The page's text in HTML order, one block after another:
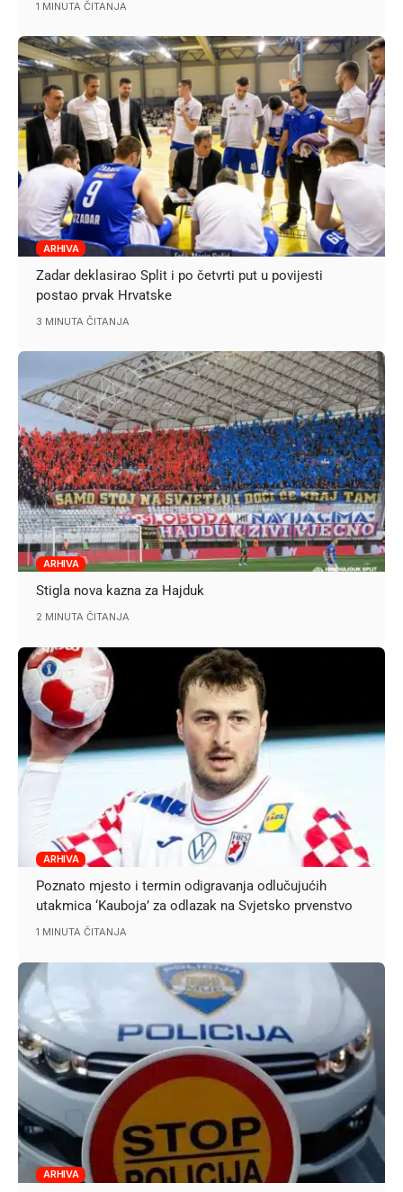
1 MINUTA ČITANJA
ARHIVA
Zadar deklasirao Split i po četvrti put u povijesti
postao prvak Hrvatske
3 MINUTA ČITANJA
ARHIVA
Stigla nova kazna za Hajduk
2 MINUTA ČITANJA
ARHIVA
Poznato mjesto i termin odigravanja odlučujućih
utakmica ‘Kauboja’ za odlazak na Svjetsko prvenstvo
1 MINUTA ČITANJA
ARHIVA